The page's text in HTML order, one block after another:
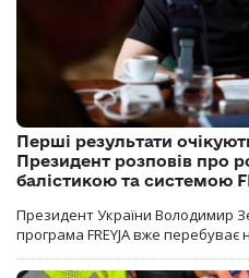
Перші результати
Президент розповів про
балістикою та системою
Президент України Володимир
програма FREYJA вже перебуває